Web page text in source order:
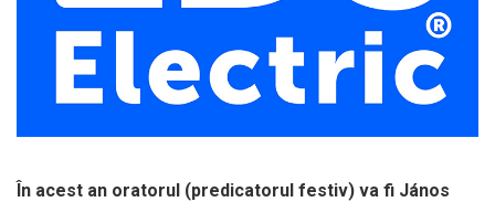
În acest an oratorul (predicatorul festiv) va fi János